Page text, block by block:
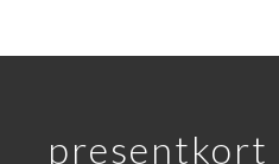
presentkort